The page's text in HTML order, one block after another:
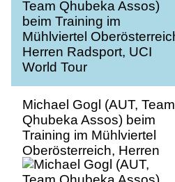
Michael Gogl (AUT, Team
Qhubeka Assos) beim
Training im Mühlviertel
Oberösterreich, Herren
Radsport, UCI World Tour